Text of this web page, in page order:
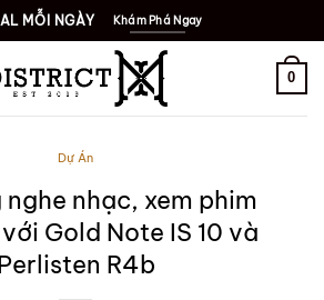
MỖI NGÀY Khám Phá Ngay
0
Dự Án
nghe nhạc, xem phim
Gold Note IS 10 và
R4b